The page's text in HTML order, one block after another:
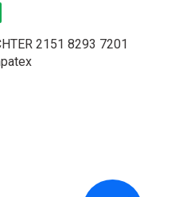
2151 8293 7201